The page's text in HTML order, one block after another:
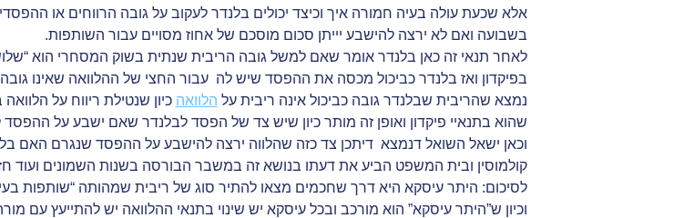
אלא שכעת עולה בעיה חמורה איך וכיצד יכולים בלנדר לעקוב על גובה הרווחים או
בשבועה ואם לא ירצה להישבע יייתן סכום מוסכם של אחוז מסויים עבור השותפות.
לאחר תנאי זה כאן בלנדר אומר שאם למשל גובה הריבית שנתית בשוק המסחרי הוא
בפיקדון ואז בלנדר כביכול מכסה את ההפסד שיש לה עבור החצי של ההלוואה שאינו גובה
נמצא שהריבית שבלנדר גובה כביכול אינה ריבית על הלוואה כיון שנטילת ריווח על
שהוא בתנאיי פיקדון ואופן זה מותר כיון שיש צד של הפסד לבלנדר שאם ישבע על ההפסד
וכאן ישאל השואל דנמצא דיתכן צד כזה שהלווה ירצה להישבע על ההפסד שנגרם האם
קולמוסין ובית המשפט הביע את דעתו בנושא זה במשבר הבורסה בשנות השמונים ועוד
לסיכום: היתר עיסקא היא דרך שחכמים מצאו להתיר סוג של ריבית שמהותה “שותפות
וכיון ש”היתר עיסקא” הוא מורכב ובכל עיסקא יש שינוי בתנאי ההלוואה יש להתייעץ עם